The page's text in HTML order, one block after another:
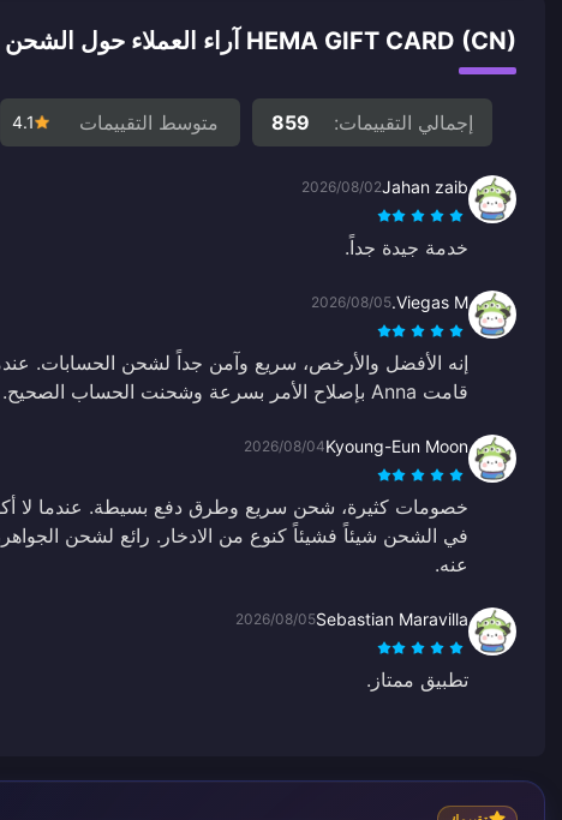
HEMA GIFT CARD (CN) آراء العملاء حول الشحن
إجمالي التقييمات: 859 متوسط التقييمات 4.1
Jahan zaib
2026/08/02
خدمة جيدة جداً.
Viegas M.
2026/08/05
قامت Anna بإصلاح الأمر بسرعة وشحنت الحساب الصحيح.
Kyoung-Eun Moon
2026/08/04
خصومات كثيرة، شحن سريع وطرق دفع بسيطة. عندما لا
في الشحن شيئاً فشيئاً كنوع من الادخار. رائع لشحن
عنه.
Sebastian Maravilla
2026/08/05
تطبيق ممتاز.